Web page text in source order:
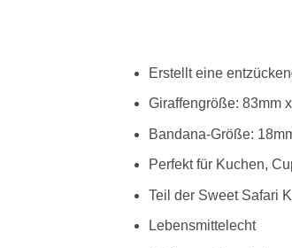
Erstellt eine
Giraffengröße: 83mm
Bandana-Größe:
Perfekt für Kuchen,
Teil der Sweet Safari
Lebensmittelecht